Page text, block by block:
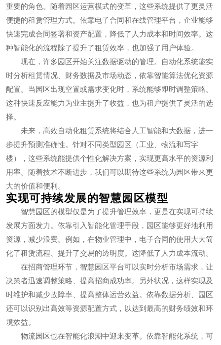
重要的角色。随着园区运营模式的变革，这些系统提供了更灵活
便捷的租赁管理方式。依靠电子合同和在线管理平台，企业能够
快速完成合同签署和资产配置，降低了人力成本和时间效率。这
种智能化的流程除了提升了租赁效率，也加强了用户体验。
现在，许多园区开始关注数据驱动的管理。自动化系统能实
时分析租赁情况、财务数据及市场动态，依靠智能算法优化资源
配置。当园区出现空置或需求变化时，系统能够即时调整策略。
这种快速反应能力为业主提升了收益，也为租户提供了灵活的选
择。
未来，高效自动化租赁系统将结合人工智能和大数据，进一
步提升预测准确性。针对不同类型园区（工业、物流和写字
楼），这些系统能提供个性化解决方案，实现更高水平的资源利
用率。随着技术不断进步，我们可以期待这些系统为园区带来更
大的价值和便利。
实现可持续发展的智慧园区模型
智慧园区的模型仅是为了提升管理效率，更是在实现可持续
发展方面发力。依靠引入智能化管理手段，园区能够更好地利用
资源，减少浪费。例如，在物业管理中，电子合同的使用大大简
化了租赁流程、提升了交易的透明度。这降低了人力成本流动。
在招商管理环节，智慧园区平台可以实时分析市场需求，让
决策者迅速调整策略、提高招商成功率。另外状况，这样实现及
时维护和减少故障率、提高整体运营效益。依靠数据分析、园区
还可以识别出高效等资源配置方式，以达到最高的财务绩效和环
境效益。
物流园区也在智能化浪潮中迎来变革。依靠智能化系统，可